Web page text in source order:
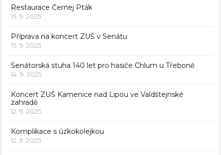
Restaurace Černej Pták
15. 9. 2025
Příprava na koncert ZUŠ v Senátu
15. 9. 2025
Senátorská stuha 140 let pro hasiče Chlum u Třeboně
14. 9. 2025
Koncert ZUŠ Kamenice nad Lipou ve Valdštejnské
zahradě
12. 9. 2025
Komplikace s úzkokolejkou
12. 9. 2025